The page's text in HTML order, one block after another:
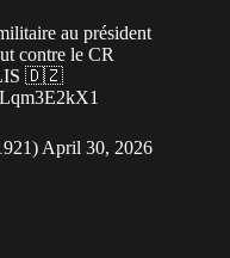
au président
contre le CR
🇩🇿
April 30, 2026